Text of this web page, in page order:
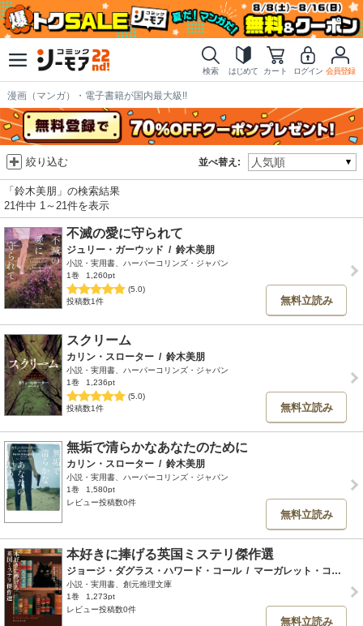
検索 はじめて カート ログイン 会員登録
漫画（マンガ）・電子書籍が国内最大級!!
並べ替え:
絞り込む
「鈴木美朋」の検索結果
21件中 1～21件を表示
不滅の愛に守られて
ジュリー・ガーウッド / 鈴木美朋
小説・実用書、ハーパーコリンズ・ジャパン
1巻
1,260pt
(5.0)
投稿数1件
無料立読み
スクリーム
カリン・スローター / 鈴木美朋
小説・実用書、ハーパーコリンズ・ジャパン
1巻
1,236pt
(5.0)
投稿数1件
無料立読み
無垢で清らかなあなたのために
カリン・スローター / 鈴木美朋
小説・実用書、ハーパーコリンズ・ジャパン
1巻
1,580pt
レビュー投稿数0件
無料立読み
本好きに捧げる英国ミステリ傑作選
ジョージ・ダグラス・ハワード・コール / マーガレット・コール
小説・実用書、創元推理文庫
1巻
1,273pt
レビュー投稿数0件
無料立読み